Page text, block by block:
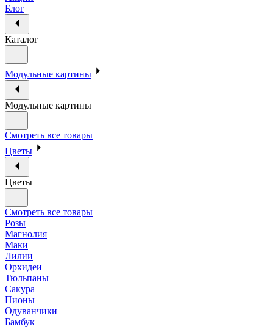
Блог
Каталог
Модульные картины
Модульные картины
Смотреть все товары
Цветы
Цветы
Смотреть все товары
Розы
Магнолия
Маки
Лилии
Орхидеи
Тюльпаны
Сакура
Пионы
Одуванчики
Бамбук